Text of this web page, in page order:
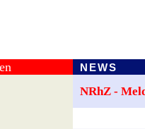
NEWS
NRhZ -